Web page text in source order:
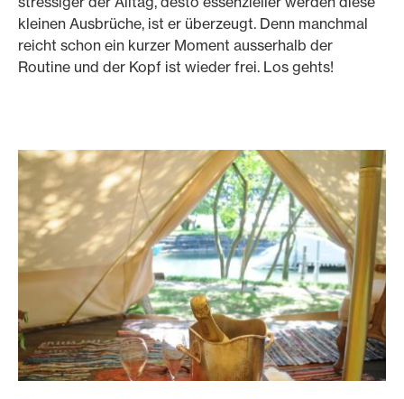
kleinen Ausbrüche, ist er überzeugt. Denn manchmal
reicht schon ein kurzer Moment ausserhalb der
Routine und der Kopf ist wieder frei. Los gehts!